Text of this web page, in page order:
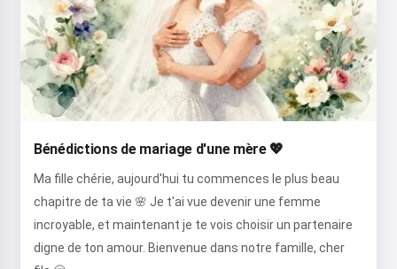
Bénédictions de mariage d'une mère 💖
Ma fille chérie, aujourd'hui tu commences le plus beau
chapitre de ta vie 🌸 Je t'ai vue devenir une femme
incroyable, et maintenant je te vois choisir un partenaire
digne de ton amour. Bienvenue dans notre famille, cher